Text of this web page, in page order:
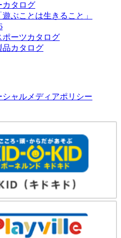
カタログ
ぶことは生きること」
ポーツカタログ
品カタログ
ャルメディアポリシー